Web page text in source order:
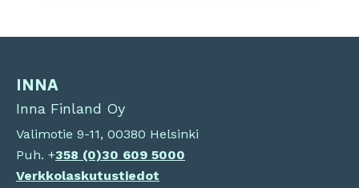
INNA
Inna Finland Oy
Valimotie 9-11, 00380 Helsinki
Puh. +358 (0)30 609 5000
Verkkolaskutustiedot